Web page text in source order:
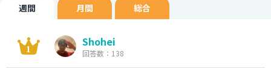
週間 月間 総合
Shohei
回答数：138